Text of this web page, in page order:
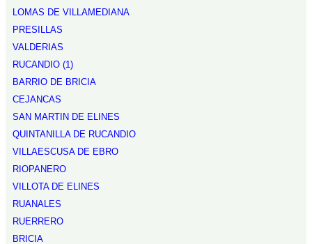
LOMAS DE VILLAMEDIANA
PRESILLAS
VALDERIAS
RUCANDIO (1)
BARRIO DE BRICIA
CEJANCAS
SAN MARTIN DE ELINES
QUINTANILLA DE RUCANDIO
VILLAESCUSA DE EBRO
RIOPANERO
VILLOTA DE ELINES
RUANALES
RUERRERO
BRICIA